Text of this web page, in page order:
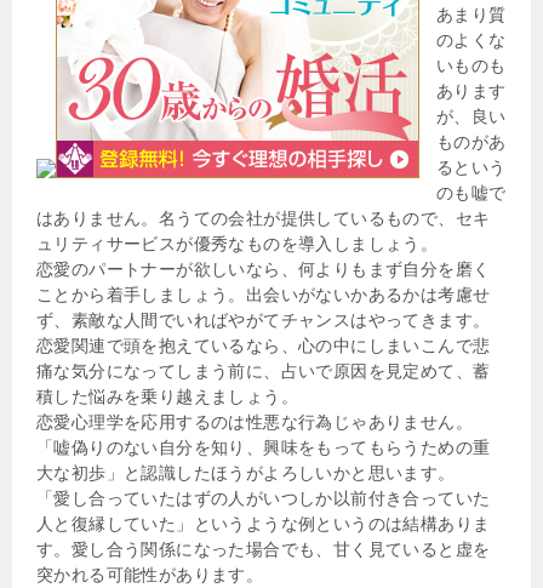
あまり質
のよくな
いものも
あります
が、良い
ものがあ
るという
のも嘘で
はありません。名うての会社が提供しているもので、セキ
ュリティサービスが優秀なものを導入しましょう。
恋愛のパートナーが欲しいなら、何よりもまず自分を磨く
ことから着手しましょう。出会いがないかあるかは考慮せ
ず、素敵な人間でいればやがてチャンスはやってきます。
恋愛関連で頭を抱えているなら、心の中にしまいこんで悲
痛な気分になってしまう前に、占いで原因を見定めて、蓄
積した悩みを乗り越えましょう。
恋愛心理学を応用するのは性悪な行為じゃありません。
「嘘偽りのない自分を知り、興味をもってもらうための重
大な初歩」と認識したほうがよろしいかと思います。
「愛し合っていたはずの人がいつしか以前付き合っていた
人と復縁していた」というような例というのは結構ありま
す。愛し合う関係になった場合でも、甘く見ていると虚を
突かれる可能性があります。